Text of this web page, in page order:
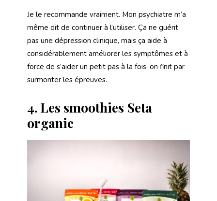
Je le recommande vraiment. Mon psychiatre m’a
même dit de continuer à l’utiliser. Ça ne guérit
pas une dépression clinique, mais ça aide à
considérablement améliorer les symptômes et à
force de s’aider un petit pas à la fois, on finit par
surmonter les épreuves.
4. Les smoothies Seta
organic